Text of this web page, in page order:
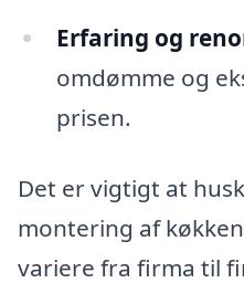
Erfaring og
omdømme og
prisen.
Det er vigtigt at
montering af
variere fra firma til